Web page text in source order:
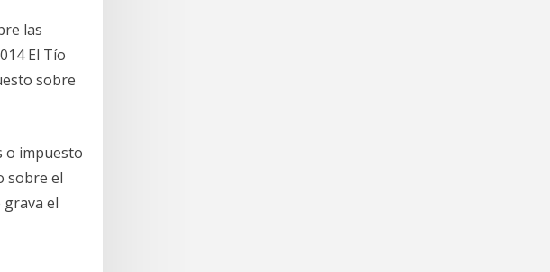
las
El Tío
sobre
o impuesto
sobre el
el